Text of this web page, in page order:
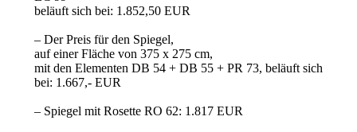
beläuft sich bei: 1.852,50 EUR
– Der Preis für den Spiegel,
auf einer Fläche von 375 x 275 cm,
mit den Elementen DB 54 + DB 55 + PR 73, beläuft sich
bei: 1.667,- EUR
– Spiegel mit Rosette RO 62: 1.817 EUR